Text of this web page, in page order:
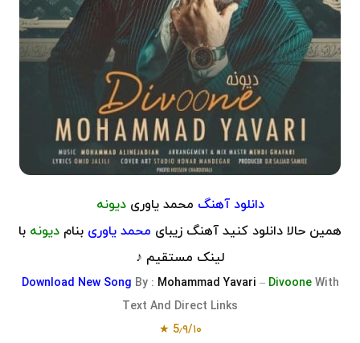
دانلود آهنگ محمد یاوری دیونه
همین حالا دانلود کنید آهنگ زیبای محمد یاوری بنام دیونه با
لینک مستقیم ♪
Download New Song By : Mohammad Yavari – Divoone With
Text And Direct Links
5٫۹/۱۰ ★